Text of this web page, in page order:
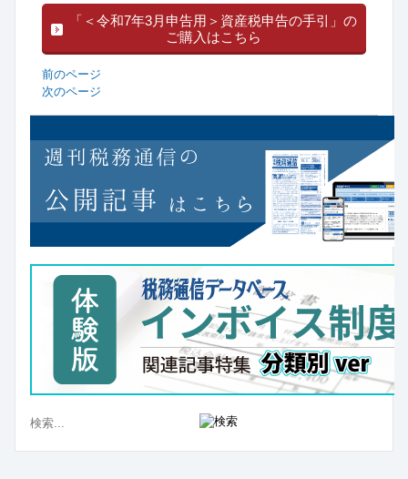
「＜令和7年3月申告用＞資産税申告の手引」の
ご購入はこちら
前のページ
次のページ